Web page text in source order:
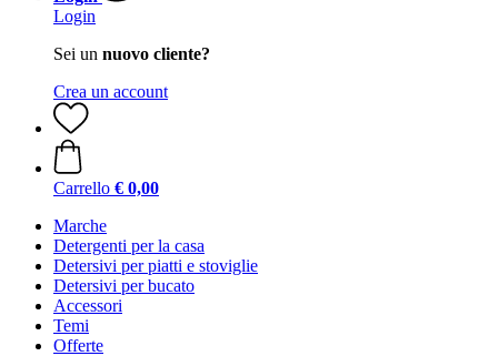
Login
Sei un nuovo cliente?
Crea un account
Carrello € 0,00
Marche
Detergenti per la casa
Detersivi per piatti e stoviglie
Detersivi per bucato
Accessori
Temi
Offerte